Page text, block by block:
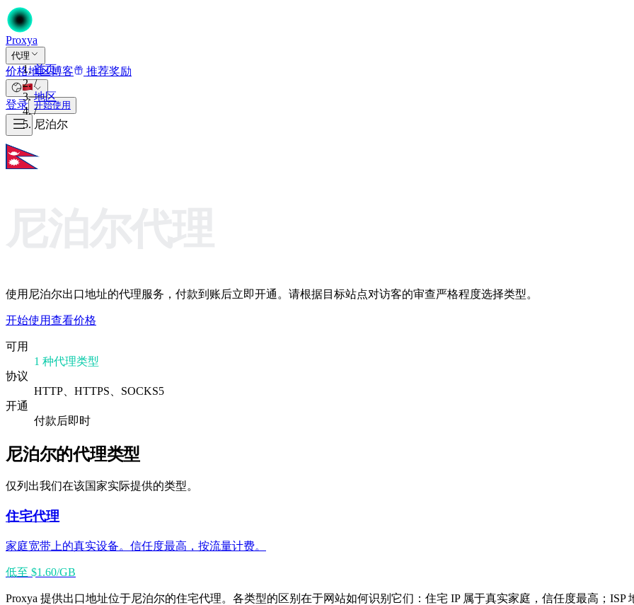
Proxya
代理
价格地区博客 推荐奖励
登录 开始使用
首页
/
地区
/
尼泊尔
使用尼泊尔出口地址的代理服务，付款到账后立即开通。请根据目标站点对访客的审查严格程度选择类型。
开始使用查看价格
可用
1 种代理类型
协议
HTTP、HTTPS、SOCKS5
开通
付款后即时
尼泊尔的代理类型
仅列出我们在该国家实际提供的类型。
住宅代理
家庭宽带上的真实设备。信任度最高，按流量计费。
低至 $1.60/GB
Proxya 提供出口地址位于尼泊尔的住宅代理。各类型的区别在于网站如何识别它们：住宅 IP 属于真实家庭，信任度最高；